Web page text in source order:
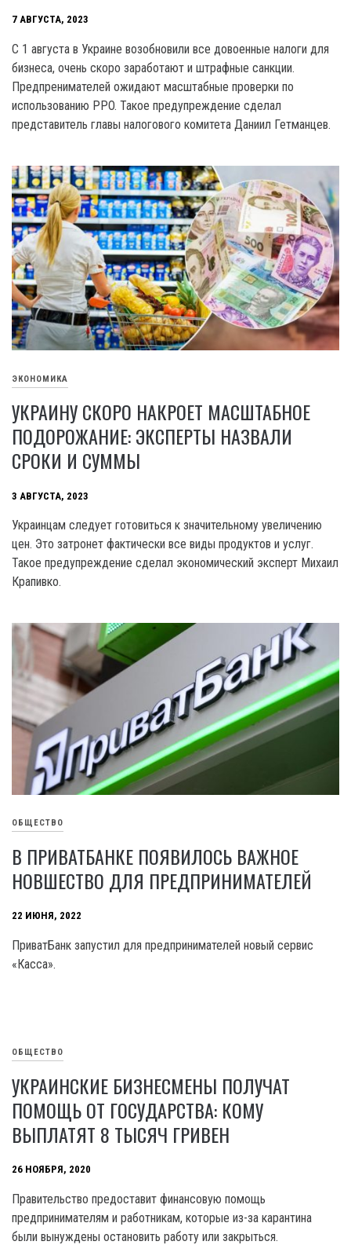
7 АВГУСТА, 2023
C 1 августа в Украине возобновили все довоенные налоги для
бизнеса, очень скоро заработают и штрафные санкции.
Предпренимателей ожидают масштабные проверки по
использованию PPO. Такое предупреждение сделал
представитель главы налогового комитета Даниил Гетманцев.
ЭКОНОМИКА
УКРАИНУ СКОРО НАКРОЕТ МАСШТАБНОЕ
ПОДОРОЖАНИЕ: ЭКСПЕРТЫ НАЗВАЛИ
СРОКИ И СУММЫ
3 АВГУСТА, 2023
Украинцам следует готовиться к значительному увеличению
цен. Это затронет фактически все виды продуктов и услуг.
Такое предупреждение сделал экономический эксперт Михаил
Крапивко.
ОБЩЕСТВО
В ПРИВАТБАНКЕ ПОЯВИЛОСЬ ВАЖНОЕ
НОВШЕСТВО ДЛЯ ПРЕДПРИНИМАТЕЛЕЙ
22 ИЮНЯ, 2022
ПриватБанк запустил для предпринимателей новый сервис
«Касса».
ОБЩЕСТВО
УКРАИНСКИЕ БИЗНЕСМЕНЫ ПОЛУЧАТ
ПОМОЩЬ ОТ ГОСУДАРСТВА: КОМУ
ВЫПЛАТЯТ 8 ТЫСЯЧ ГРИВЕН
26 НОЯБРЯ, 2020
Правительство предоставит финансовую помощь
предпринимателям и работникам, которые из-за карантина
были вынуждены остановить работу или закрыться.